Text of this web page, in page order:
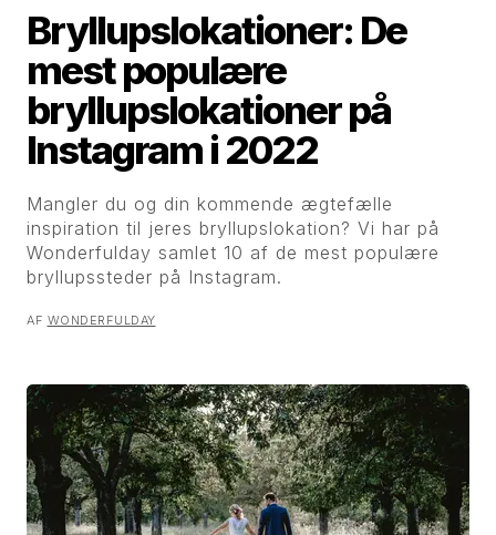
Bryllupslokationer: De
mest populære
bryllupslokationer på
Instagram i 2022
Mangler du og din kommende ægtefælle
inspiration til jeres bryllupslokation? Vi har på
Wonderfulday samlet 10 af de mest populære
bryllupssteder på Instagram.
AF WONDERFULDAY